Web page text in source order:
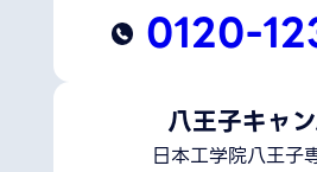
0120-
八王子キャ
日本工学院八王子